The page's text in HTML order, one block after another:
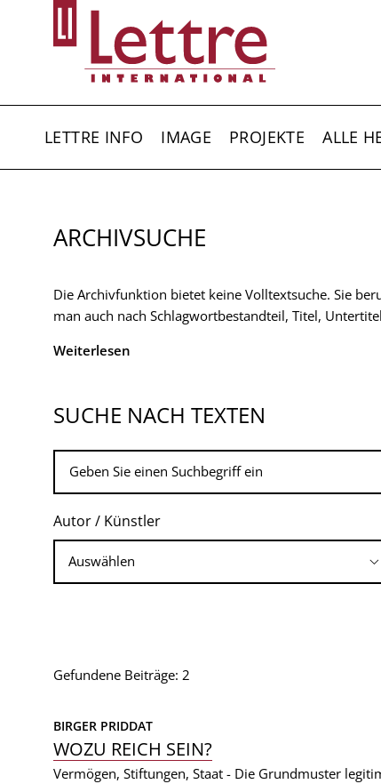
LETTRE INFO IMAGE PROJEKTE ALLE
ARCHIVSUCHE
Die Archivfunktion bietet keine Volltextsuche. Sie
man auch nach Schlagwortbestandteil, Titel,
Weiterlesen
SUCHE NACH TEXTEN
Autor / Künstler
Gefundene Beiträge: 2
BIRGER PRIDDAT
WOZU REICH SEIN?
Vermögen, Stiftungen, Staat - Die Grundmuster